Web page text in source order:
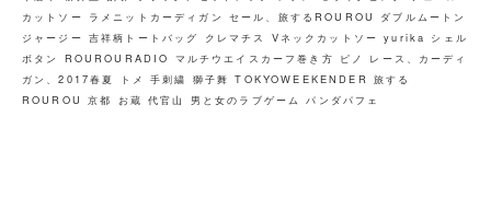
カットソー ラメニットカーディガン セール、旅するROUROU
ダブルムートン
ジャージー 吉祥柄トートバッグ クレマチス Vネックカットソー yurika シェル
ボタン
ROUROURADIO マルチウエイスカーフ巻き方 ピノ
レース、カーディ
ガン、2017春夏
トメ 手刺繍 獅子舞 TOKYOWEEKENDER 旅する
ROUROU 京都 お蔵 代官山 男と女のラブゲーム パンダパフェ